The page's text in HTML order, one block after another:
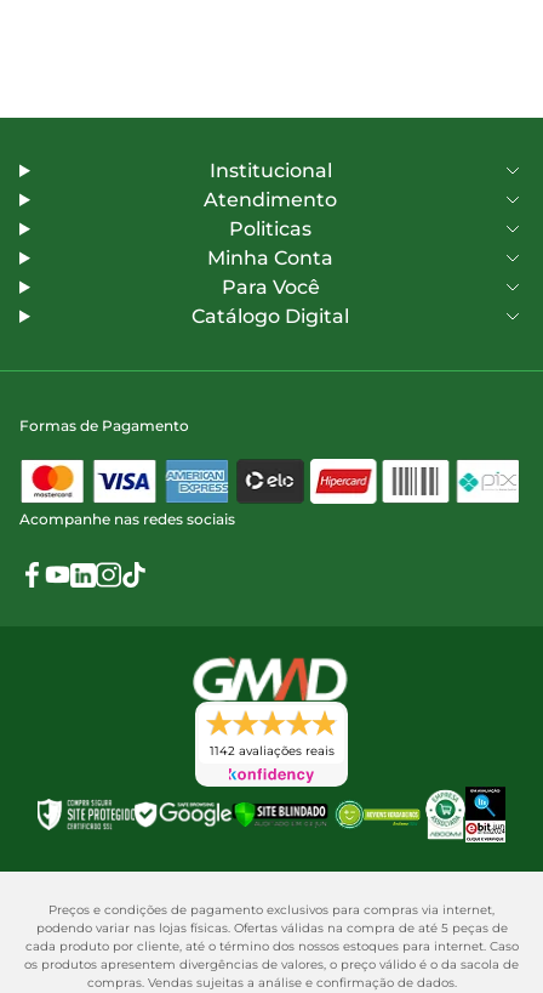
Institucional
Atendimento
Politicas
Minha Conta
Para Você
Catálogo Digital
Formas de Pagamento
Acompanhe nas redes sociais
1142 avaliações reais
Preços e condições de pagamento exclusivos para compras via internet,
podendo variar nas lojas físicas. Ofertas válidas na compra de até 5 peças de
cada produto por cliente, até o término dos nossos estoques para internet. Caso
os produtos apresentem divergências de valores, o preço válido é o da sacola de
compras. Vendas sujeitas a análise e confirmação de dados.